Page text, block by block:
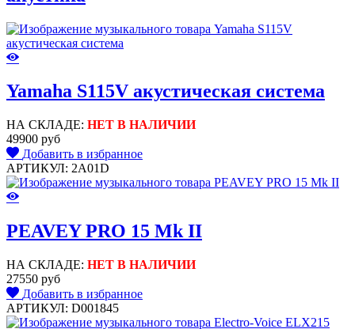
Yamaha S115V акустическая система
НА СКЛАДЕ: НЕТ В НАЛИЧИИ
49900 руб
Добавить в избранное
АРТИКУЛ: 2A01D
PEAVEY PRO 15 Mk II
НА СКЛАДЕ: НЕТ В НАЛИЧИИ
27550 руб
Добавить в избранное
АРТИКУЛ: D001845